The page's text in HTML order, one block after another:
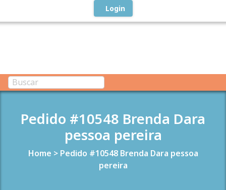
Login
Pedido #10548 Brenda Dara
pessoa pereira
Home > Pedido #10548 Brenda Dara pessoa
pereira